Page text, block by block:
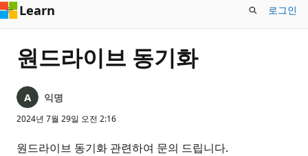
Learn 로그인
원드라이브 동기화
익명
2024년 7월 29일 오전 2:16
원드라이브 동기화 관련하여 문의 드립니다.